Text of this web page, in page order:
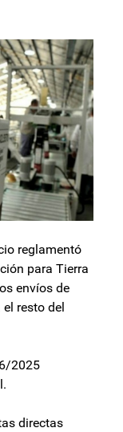
reglamentó
para Tierra
envíos de
resto del
2025
directas